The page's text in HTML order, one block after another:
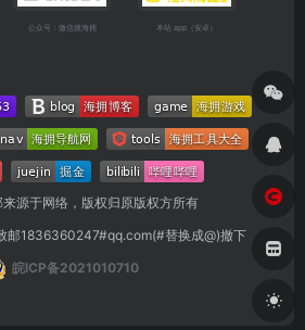
公众号：微信搜海拥 本站 app（安卓）
源于网络，版权归原版权方所有
邮1836360247#qq.com(#替换成@)撤下
皖ICP备2021010710